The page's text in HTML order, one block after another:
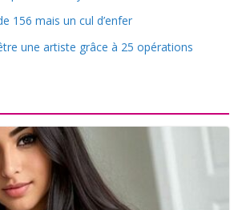
156 mais un cul d’enfer
une artiste grâce à 25 opérations